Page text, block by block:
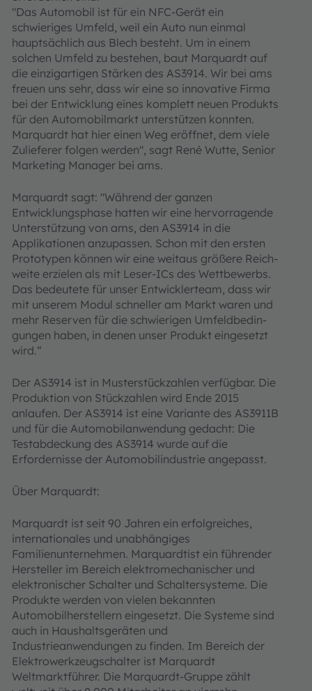
"Das Automobil ist für ein NFC-Gerät ein
schwieriges Umfeld, weil ein Auto nun einmal
hauptsächlich aus Blech besteht. Um in einem
solchen Umfeld zu bestehen, baut Marquardt auf
die einzig­artigen Stärken des AS3914. Wir bei ams
freuen uns sehr, dass wir eine so innovative Firma
bei der Entwicklung eines komplett neuen Produkts
für den Automobilmarkt unterstützen konnten.
Marquardt hat hier einen Weg eröffnet, dem viele
Zulieferer folgen werden", sagt René Wutte, Senior
Marketing Manager bei ams.
Marquardt sagt: "Während der ganzen
Entwicklungsphase hatten wir eine hervorragende
Unterstützung von ams, den AS3914 in die
Applikationen anzupassen. Schon mit den ersten
Prototypen können wir eine weitaus größere Reich­
weite erzielen als mit Leser-ICs des Wettbewerbs.
Das bedeutete für unser Entwicklerteam, dass wir
mit unserem Modul schneller am Markt waren und
mehr Reserven für die schwierigen Umfeld­bedin­
gun­gen haben, in denen unser Produkt eingesetzt
wird.“
Der AS3914 ist in Musterstückzahlen verfügbar. Die
Produktion von Stückzahlen wird Ende 2015
anlaufen. Der AS3914 ist eine Variante des AS3911B
und für die Automobilanwendung gedacht: Die
Testabdeckung des AS3914 wurde auf die
Erfordernisse der Automobilindustrie angepasst.
Über Marquardt:
Marquardt ist seit 90 Jahren ein erfolgreiches,
internationales und unabhängiges
Familienunternehmen. Marquardtist ein führender
Hersteller im Bereich elektromechanischer und
elektronischer Schalter und Schaltersysteme. Die
Produkte werden von vielen bekannten
Automobilherstellern eingesetzt. Die Systeme sind
auch in Haushalts­geräten und
Industrieanwendungen zu finden. Im Bereich der
Elektrowerkzeugschalter ist Marquardt
Weltmarktführer. Die Marquardt-Gruppe zählt